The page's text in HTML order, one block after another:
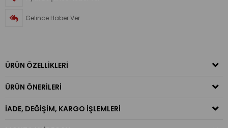
Gelince Haber Ver
ÜRÜN ÖZELLIKLERI
ÜRÜN ÖNERILERI
İADE, DEĞIŞIM, KARGO İŞLEMLERI